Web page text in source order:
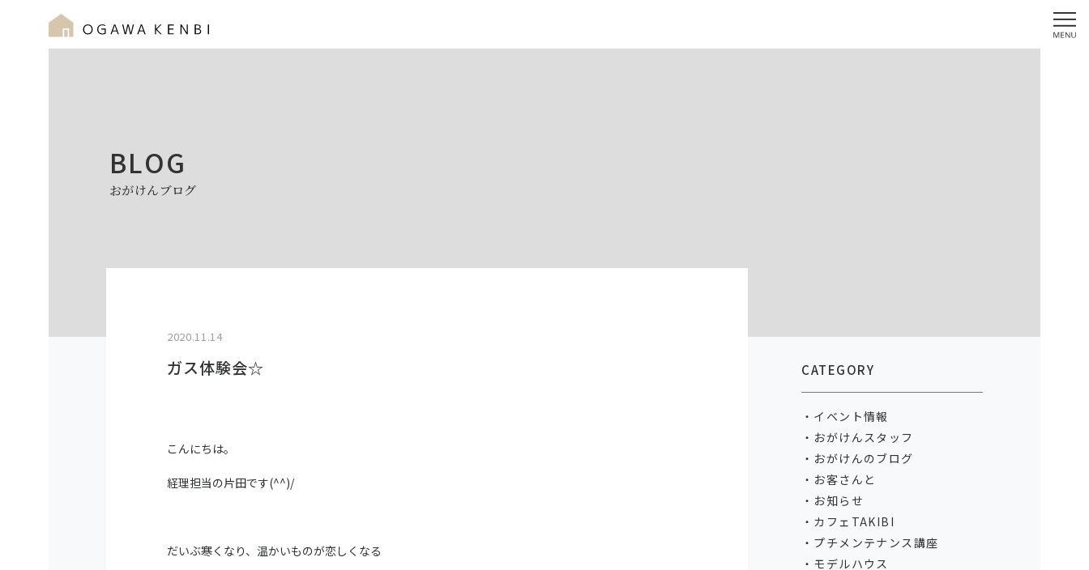
BLOG
おがけんブログ
2020.11.14
ガス体験会☆
こんにちは。
経理担当の片田です(^^)/
だいぶ寒くなり、温かいものが恋しくなる
CATEGORY
イベント情報
おがけんスタッフ
おがけんのブログ
お客さんと
お知らせ
カフェTAKIBI
プチメンテナンス講座
モデルハウス